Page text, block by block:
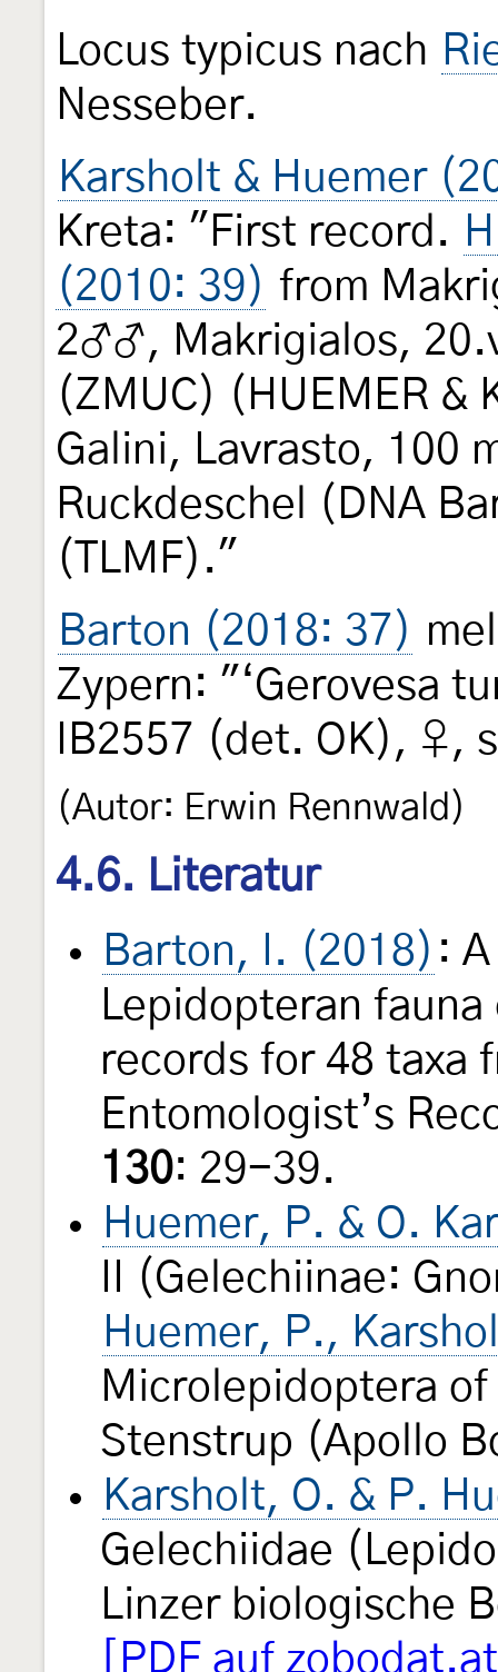
Locus typicus nach
Nesseber.
Karsholt & Huemer
Kreta: "First record.
(2010: 39) from
2♂♂, Makrigialos,
(ZMUC) (HUEMER &
Galini, Lavrasto, 100
Ruckdeschel (DNA
(TLMF)."
Barton (2018: 37)
Zypern: "‘Gerovesa
IB2557 (det. OK), ♀,
(Autor: Erwin Rennwald)
4.6. Literatur
Barton, I. (2018) :
Lepidopteran
records for 48 taxa
Entomologist’s
130: 29-39.
Huemer, P. & O.
II (Gelechiinae:
Huemer, P.,
Microlepidoptera
Stenstrup (Apollo
Karsholt, O. & P.
Gelechiidae
Linzer biologische
[PDF auf